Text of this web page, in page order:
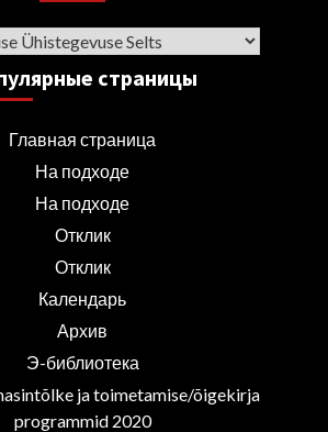
страницы
Главная страница
На подходе
На подходе
Отклик
Отклик
Календарь
Архив
Э-библиотека
ja toimetamise/õigekirja
programmid 2020